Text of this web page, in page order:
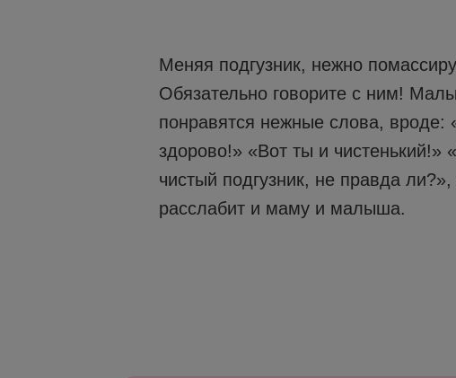
Меняя подгузник, нежно
Обязательно говорите с ним!
понравятся нежные слова, вроде:
здорово!» «Вот ты и чистенький!»
чистый подгузник, не правда ли?»,
расслабит и маму и малыша.